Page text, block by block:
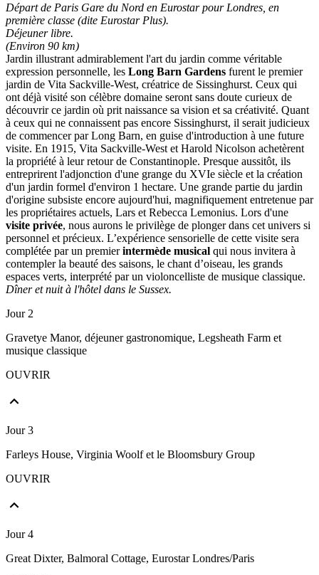
Départ de Paris Gare du Nord en Eurostar pour Londres, en
première classe (dite Eurostar Plus).
Déjeuner libre.
(Environ 90 km)
Jardin illustrant admirablement l'art du jardin comme véritable
expression personnelle, les Long Barn Gardens furent le premier
jardin de Vita Sackville-West, créatrice de Sissinghurst. Ceux qui
ont déjà visité son célèbre domaine seront sans doute curieux de
découvrir ce jardin où prit naissance sa vision et sa créativité. Quant
à ceux qui ne connaissent pas encore Sissinghurst, il serait judicieux
de commencer par Long Barn, en guise d'introduction à une future
visite. En 1915, Vita Sackville-West et Harold Nicolson achetèrent
la propriété à leur retour de Constantinople. Presque aussitôt, ils
entreprirent l'adjonction d'une grange du XVIe siècle et la création
d'un jardin formel d'environ 1 hectare. Une grande partie du jardin
d'origine subsiste encore aujourd'hui, magnifiquement entretenue par
les propriétaires actuels, Lars et Rebecca Lemonius. Lors d'une
visite privée, nous aurons le privilège de plonger dans cet univers si
personnel et précieux. L’expérience sensorielle de cette visite sera
complétée par un premierintermède musical qui nous invitera à
contempler la beauté des saisons, le chant d’oiseau, les grands
espaces verts, interprété par un violoncelliste de musique classique.
Dîner et nuit à l'hôtel dans le Sussex.
Jour 2
Gravetye Manor, déjeuner gastronomique, Legsheath Farm et
musique classique
OUVRIR
Jour 3
Farleys House, Virginia Woolf et le Bloomsbury Group
OUVRIR
Jour 4
Great Dixter, Balmoral Cottage, Eurostar Londres/Paris